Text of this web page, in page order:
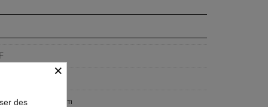
cm, 100x50 cm
×
des